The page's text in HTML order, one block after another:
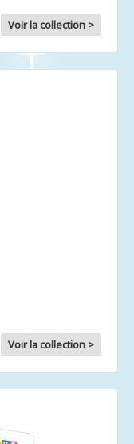
Voir la collection >
Voir la collection >